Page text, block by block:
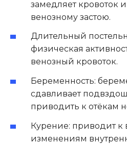
замедляет кровоток и
венозному застою.
Длительный
физическая
венозный кровоток.
Беременность:
сдавливает
приводить к отёкам
Курение: приводит к
изменениям